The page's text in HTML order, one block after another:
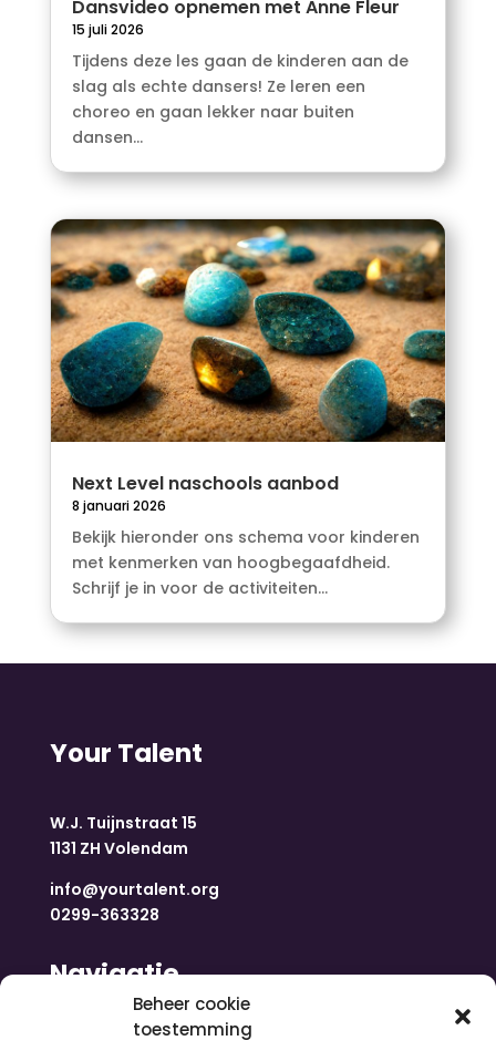
Beheer cookie
toestemming
Dansvideo opnemen met Anne Fleur
15 juli 2026
Tijdens deze les gaan de kinderen aan de
slag als echte dansers! Ze leren een
choreo en gaan lekker naar buiten
dansen...
Next Level naschools aanbod
8 januari 2026
Bekijk hieronder ons schema voor kinderen
met kenmerken van hoogbegaafdheid.
Schrijf je in voor de activiteiten...
Your Talent
W.J. Tuijnstraat 15
1131 ZH Volendam
info@yourtalent.org
0299-363328
Navigatie